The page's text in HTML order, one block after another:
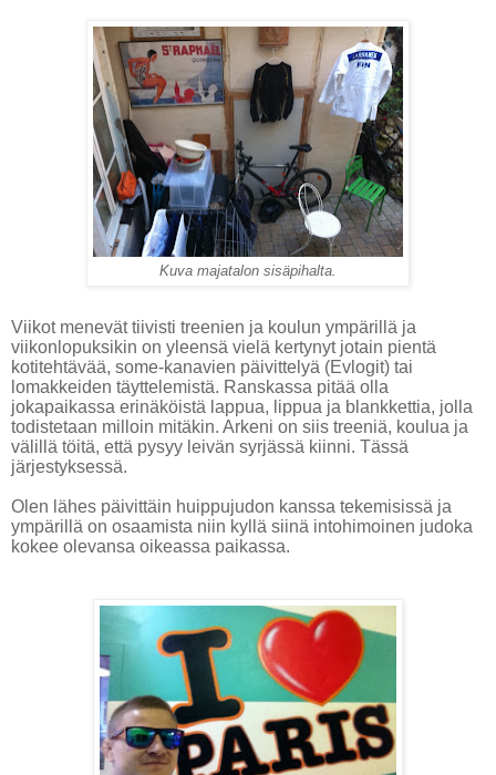
Kuva majatalon sisäpihalta.
Viikot menevät tiivisti treenien ja koulun ympärillä ja
viikonlopuksikin on yleensä vielä kertynyt jotain pientä
kotitehtävää, some-kanavien päivittelyä (Evlogit) tai
lomakkeiden täyttelemistä. Ranskassa pitää olla
jokapaikassa erinäköistä lappua, lippua ja blankkettia, jolla
todistetaan milloin mitäkin. Arkeni on siis treeniä, koulua ja
välillä töitä, että pysyy leivän syrjässä kiinni. Tässä
järjestyksessä.
Olen lähes päivittäin huippujudon kanssa tekemisissä ja
ympärillä on osaamista niin kyllä siinä intohimoinen judoka
kokee olevansa oikeassa paikassa.